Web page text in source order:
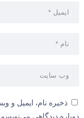
ذخیره نام، ایمیل و
دوباره دیدگاهی